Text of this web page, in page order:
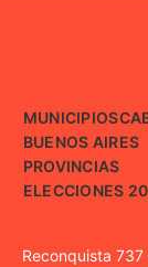
MUNICIPIOS
BUENOS AIRES
PROVINCIAS
ELECCIONES
Reconquista 737